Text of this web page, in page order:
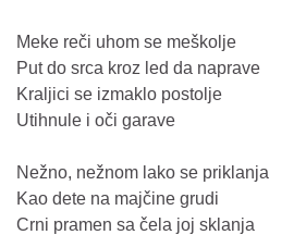
Meke reči uhom se meškolje
Put do srca kroz led da naprave
Kraljici se izmaklo postolje
Utihnule i oči garave
Nežno, nežnom lako se priklanja
Kao dete na majčine grudi
Crni pramen sa čela joj sklanja